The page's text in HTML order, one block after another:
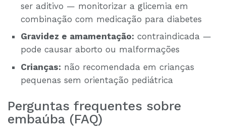
ser aditivo — monitorizar a glicemia em
combinação com medicação para diabetes
Gravidez e amamentação: contraindicada —
pode causar aborto ou malformações
Crianças: não recomendada em crianças
pequenas sem orientação pediátrica
Perguntas frequentes sobre
embaúba (FAQ)